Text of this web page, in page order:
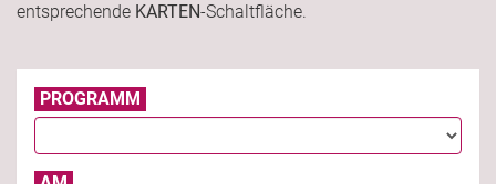
entsprechende KARTEN-Schaltfläche.
PROGRAMM